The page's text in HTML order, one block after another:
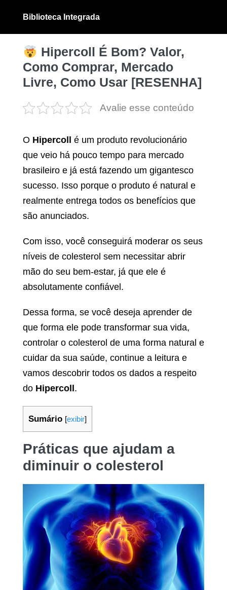
o
conteúdo
Biblioteca Integrada
menu
Hipercoll É Bom? Valor,
Como Comprar, Mercado
Livre, Como Usar [RESENHA]
Avalie esse conteúdo
O Hipercoll
é um produto revolucionário
que veio há pouco tempo para mercado
brasileiro e já está fazendo um gigantesco
sucesso. Isso porque o produto é natural e
realmente entrega todos os benefícios que
são anunciados.
Com isso, você conseguirá moderar os seus
níveis de colesterol sem necessitar abrir
mão do seu bem-estar, já que ele é
absolutamente confiável.
Dessa forma, se você deseja aprender de
que forma ele pode transformar sua vida,
controlar o colesterol de uma forma natural e
cuidar da sua saúde, continue a leitura e
vamos descobrir todos os dados a respeito
do Hipercoll .
Sumário [exibir]
Práticas que ajudam a
diminuir o colesterol